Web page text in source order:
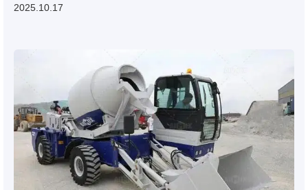
2025.10.17